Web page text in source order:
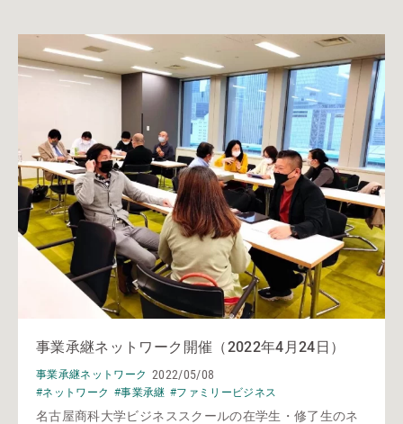
事業承継ネットワーク開催（2022年4月24日）
事業承継ネットワーク 2022/05/08
#ネットワーク #事業承継 #ファミリービジネス
名古屋商科大学ビジネススクールの在学生・修了生のネ